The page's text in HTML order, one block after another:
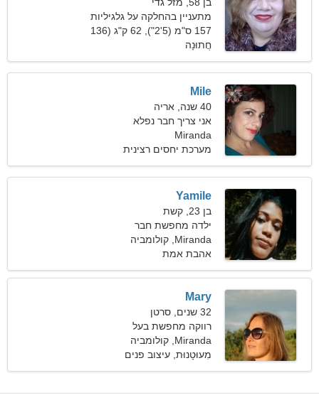
מתעניין בהחלקה על גלגיליות
ומפגש
157 ס"מ (5'2"), 62 ק"ג (136
פאונד)
חֲתוּנָה
Mile
40 שנה, אריה
אני צריך חבר נפלא
לרומנטיקה
Miranda
מערכת יחסים רצינית
Yamile
בן 23, קשת
ילדה מחפשת חבר
Miranda, קולומביה
אהבת אמת
Mary
32 שנים, סרטן
רווקה מחפשת בעל
Miranda, קולומביה
מִעוּטָנוּת, עיצוב פנים